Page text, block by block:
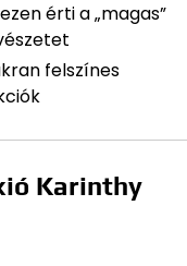
érti a „magas”
felszínes
Karinthy